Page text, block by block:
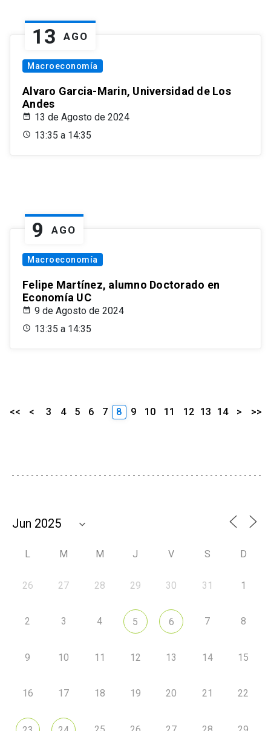
13 AGO
Macroeconomía
Alvaro Garcia-Marin, Universidad de Los
Andes
13 de Agosto de 2024
13:35 a 14:35
9 AGO
Macroeconomía
Felipe Martínez, alumno Doctorado en
Economía UC
9 de Agosto de 2024
13:35 a 14:35
<< < 3 4 5 6 7 8 9 10 11 12 13 14 > >>
L M M J V S D
26 27 28 29 30 31 1
2 3 4 5 6 7 8
9 10 11 12 13 14 15
16 17 18 19 20 21 22